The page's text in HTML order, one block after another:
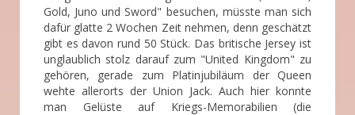
Gold, Juno und Sword" besuchen, müsste man sich
dafür glatte 2 Wochen Zeit nehmen, denn geschätzt
gibt es davon rund 50 Stück. Das britische Jersey ist
unglaublich stolz darauf zum "United Kingdom" zu
gehören, gerade zum Platinjubiläum der Queen
wehte allerorts der Union Jack. Auch hier konnte
man Gelüste auf Kriegs-Memorabilien (die